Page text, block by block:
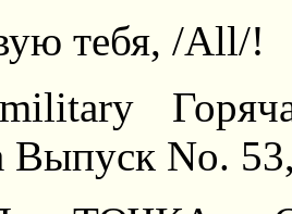
тебя, /All/!
Выпуск No.